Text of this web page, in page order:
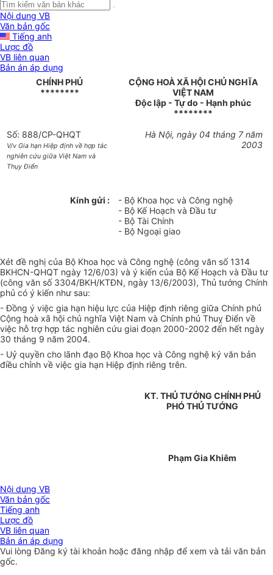
Nội dung VB
Văn bản gốc
Tiếng anh
Lược đồ
VB liên quan
Bản án áp dụng
CHÍNH PHỦ
********
CỘNG HOÀ XÃ HỘI CHỦ NGHĨA
VIỆT NAM
Độc lập - Tự do - Hạnh phúc
********
Số: 888/CP-QHQT
V/v Gia hạn Hiệp định về hợp tác
nghiên cứu giữa Việt Nam và
Thụy Điển
Hà Nội, ngày 04 tháng 7 năm
2003
Kính gửi :
- Bộ Khoa học và Công nghệ
- Bộ Kế Hoạch và Đầu tư
- Bộ Tài Chính
- Bộ Ngoại giao
Xét đề nghị của Bộ Khoa học và Công nghệ (công văn số 1314
BKHCN-QHQT ngày 12/6/03) và ý kiến của Bộ Kế Hoạch và Đầu tư
(công văn số 3304/BKH/KTĐN, ngày 13/6/2003), Thủ tướng Chính
phủ có ý kiến như sau:
- Đồng ý việc gia hạn hiệu lực của Hiệp định riêng giữa Chính phủ
Cộng hoà xã hội chủ nghĩa Việt Nam và Chính phủ Thuỵ Điển về
việc hỗ trợ hợp tác nghiên cứu giai đoạn 2000-2002 đến hết ngày
30 tháng 9 năm 2004.
- Uỷ quyền cho lãnh đạo Bộ Khoa học và Công nghệ ký văn bản
điều chỉnh về việc gia hạn Hiệp định riêng trên.
KT. THỦ TƯỚNG CHÍNH PHỦ
PHÓ THỦ TƯỚNG
Phạm Gia Khiêm
Nội dung VB
Văn bản gốc
Tiếng anh
Lược đồ
VB liên quan
Bản án áp dụng
Vui lòngĐăng ký tài khoản hoặc đăng nhập để xem và tải văn bản
gốc.